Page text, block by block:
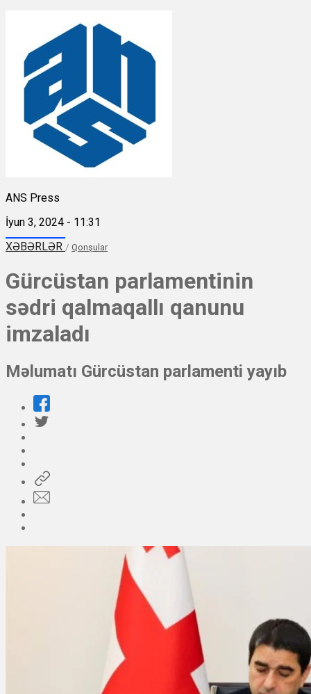
ANS Press
İyun 3, 2024 - 11:31
XƏBƏRLƏR / Qonşular
Gürcüstan parlamentinin
sədri qalmaqallı qanunu
imzaladı
Məlumatı Gürcüstan parlamenti yayıb